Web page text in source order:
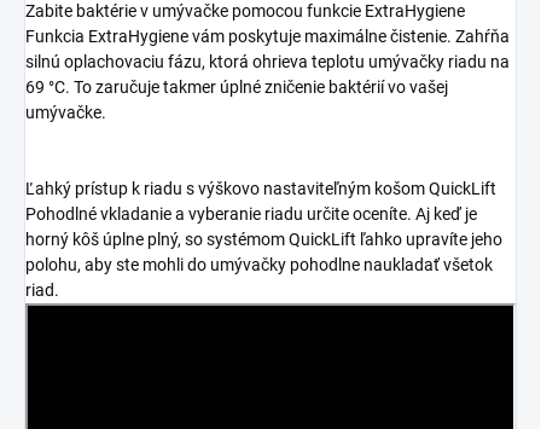
Zabite baktérie v umývačke pomocou funkcie ExtraHygiene
Funkcia ExtraHygiene vám poskytuje maximálne čistenie. Zahŕňa
silnú oplachovaciu fázu, ktorá ohrieva teplotu umývačky riadu na
69 °C. To zaručuje takmer úplné zničenie baktérií vo vašej
umývačke.
Ľahký prístup k riadu s výškovo nastaviteľným košom QuickLift
Pohodlné vkladanie a vyberanie riadu určite oceníte. Aj keď je
horný kôš úplne plný, so systémom QuickLift ľahko upravíte jeho
polohu, aby ste mohli do umývačky pohodlne naukladať všetok
riad.